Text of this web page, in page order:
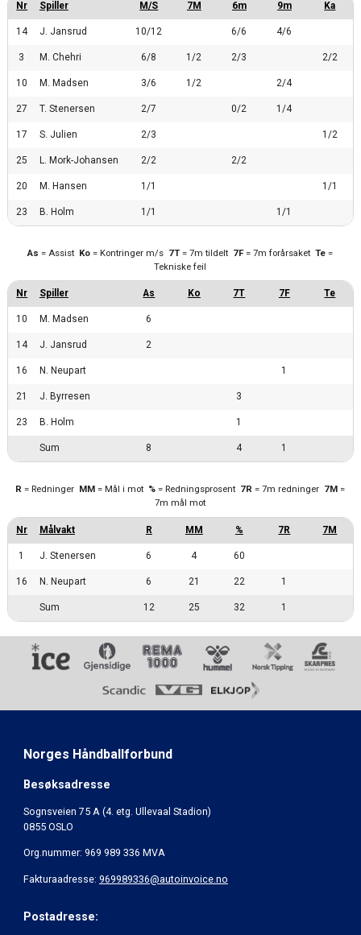
14 J. Jansrud 10/12 6/6 4/6
3 M. Chehri 6/8 1/2 2/3 2/2
10 M. Madsen 3/6 1/2 2/4
27 T. Stenersen 2/7 0/2 1/4
17 S. Julien 2/3 1/2
25 L. Mork-Johansen 2/2 2/2
20 M. Hansen 1/1 1/1
23 B. Holm 1/1 1/1
10 M. Madsen 6
14 J. Jansrud 2
16 N. Neupart 1
21 J. Byrresen 3
23 B. Holm 1
Sum 8 4 1
As = Assist Ko = Kontringer m/s 7T = 7m tildelt 7F= 7m forårsaket Te =
Tekniske feil
1 J. Stenersen 6 4 60
16 N. Neupart 6 21 22 1
Sum 12 25 32 1
R = Redninger MM = Mål i mot % = Redningsprosent 7R = 7m redninger 7M =
7m mål mot
Norges Håndballforbund
Besøksadresse
Sognsveien 75 A (4. etg. Ullevaal Stadion)
0855 OSLO
Org.nummer: 969 989 336 MVA
Fakturaadresse: 969989336@autoinvoice.no
Postadresse: